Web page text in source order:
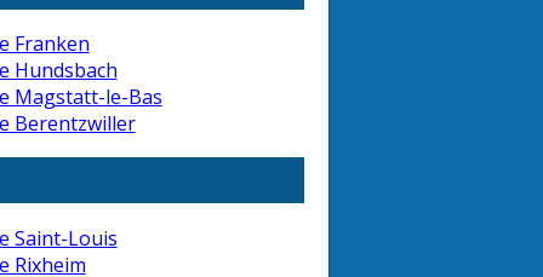
Franken
Hundsbach
Magstatt-le-Bas
Berentzwiller
Saint-Louis
Rixheim